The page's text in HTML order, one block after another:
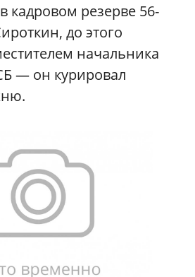
кадровом резерве 56-
до этого
начальника
— он курировал